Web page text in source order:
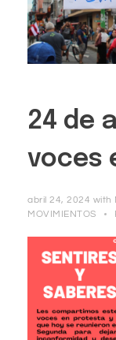
24 de
voces
abril 24, 2024 with
MOVIMIENTOS